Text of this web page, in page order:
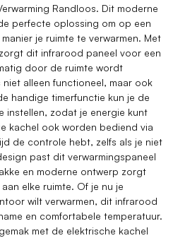
Randloos. Dit moderne
perfecte oplossing om op een
je ruimte te verwarmen. Met
dit infrarood paneel voor een
door de ruimte wordt
alleen functioneel, maar ook
handige timerfunctie kun je de
instellen, zodat je energie kunt
kachel ook worden bediend via
de controle hebt, zelfs als je niet
past dit verwarmingspaneel
en moderne ontwerp zorgt
elke ruimte. Of je nu je
wilt verwarmen, dit infrarood
en comfortabele temperatuur.
met de elektrische kachel